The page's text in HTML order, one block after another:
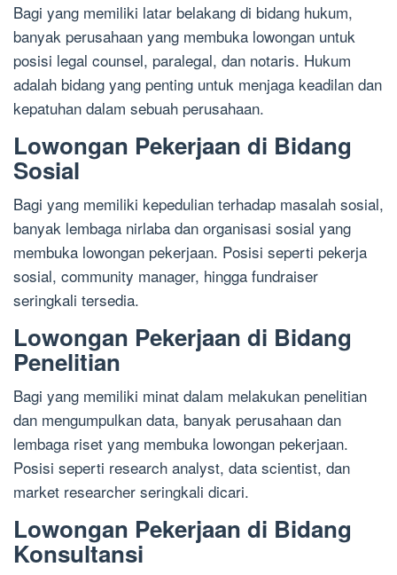
Bagi yang memiliki latar belakang di bidang hukum,
banyak perusahaan yang membuka lowongan untuk
posisi legal counsel, paralegal, dan notaris. Hukum
adalah bidang yang penting untuk menjaga keadilan dan
kepatuhan dalam sebuah perusahaan.
Lowongan Pekerjaan di Bidang
Sosial
Bagi yang memiliki kepedulian terhadap masalah sosial,
banyak lembaga nirlaba dan organisasi sosial yang
membuka lowongan pekerjaan. Posisi seperti pekerja
sosial, community manager, hingga fundraiser
seringkali tersedia.
Lowongan Pekerjaan di Bidang
Penelitian
Bagi yang memiliki minat dalam melakukan penelitian
dan mengumpulkan data, banyak perusahaan dan
lembaga riset yang membuka lowongan pekerjaan.
Posisi seperti research analyst, data scientist, dan
market researcher seringkali dicari.
Lowongan Pekerjaan di Bidang
Konsultansi